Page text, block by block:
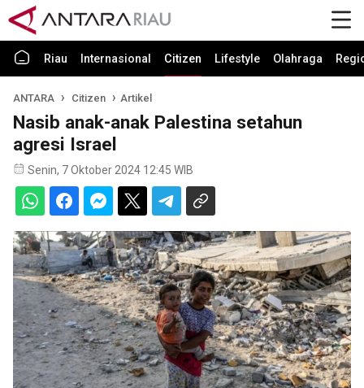
Riau Internasional Citizen Lifestyle Olahraga
ANTARA Citizen Artikel
Nasib anak-anak Palestina setahun
agresi Israel
Senin, 7 Oktober 2024 12:45 WIB